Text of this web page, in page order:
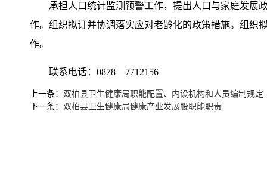
承担人口统计监测预警工作，提出人口与家庭发展
作。组织拟订并协调落实应对老龄化的政策措施。组织
作。
联系电话：0878—7712156
上一条： 双柏县卫生健康局职能配置、内设机构和人员编制规定
下一条： 双柏县卫生健康局健康产业发展股职能职责